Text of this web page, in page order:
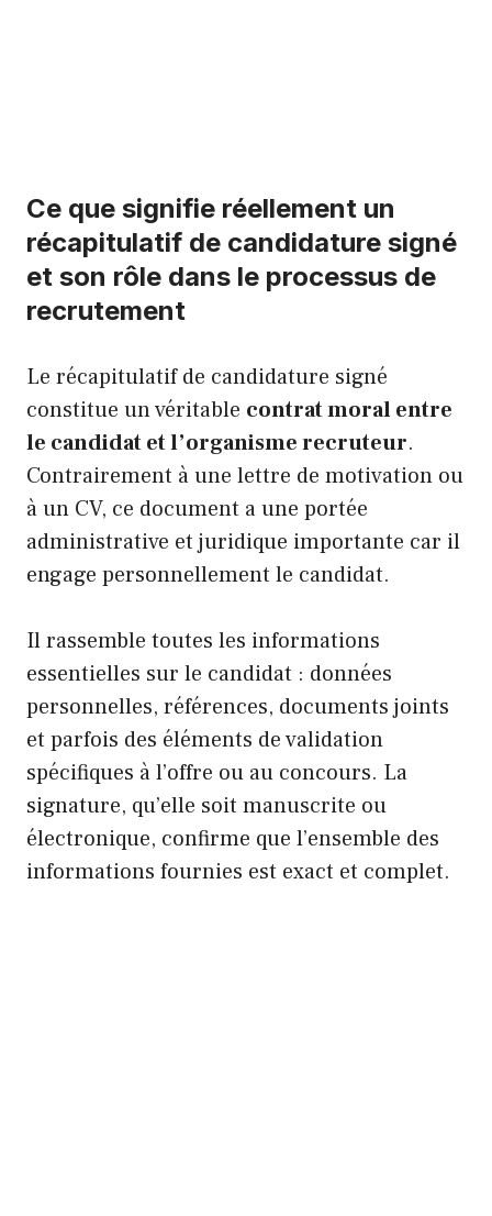
Ce que signifie réellement un
récapitulatif de candidature signé
et son rôle dans le processus de
recrutement
Le récapitulatif de candidature signé
constitue un véritable contrat moral entre
le candidat et l’organisme recruteur.
Contrairement à une lettre de motivation ou
à un CV, ce document a une portée
administrative et juridique importante car il
engage personnellement le candidat.
Il rassemble toutes les informations
essentielles sur le candidat : données
personnelles, références, documents joints
et parfois des éléments de validation
spécifiques à l’offre ou au concours. La
signature, qu’elle soit manuscrite ou
électronique, confirme que l’ensemble des
informations fournies est exact et complet.